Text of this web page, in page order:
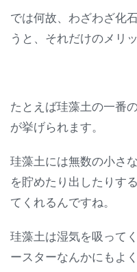
では何故、わざわざ化
うと、それだけのメリ
たとえば珪藻土の一番
が挙げられます。
珪藻土には無数の小さ
を貯めたり出したりす
てくれるんですね。
珪藻土は湿気を吸って
ースターなんかにもよ